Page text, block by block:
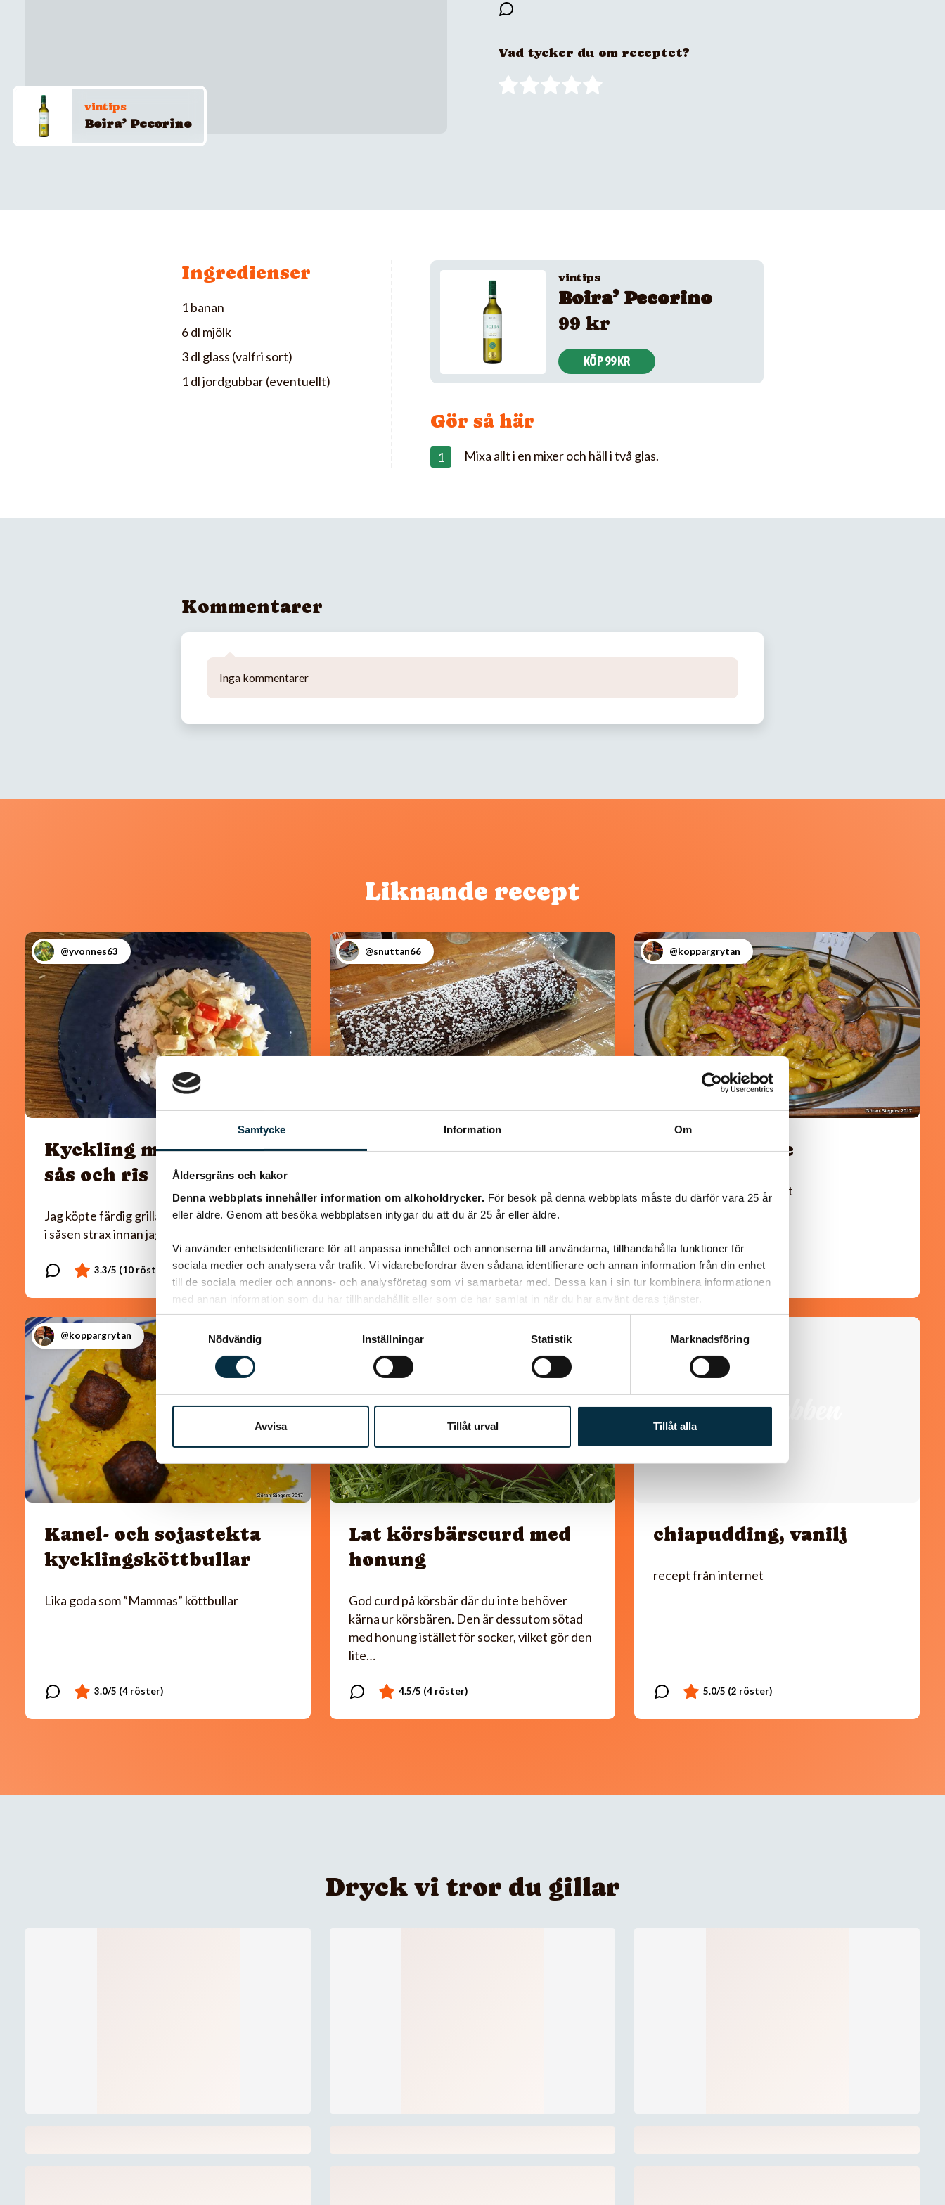
Samtycke Information Om
Åldersgräns och kakor
Denna webbplats innehåller information om alkoholdrycker. För besök på denna webbplats måste du därför vara 25 år
eller äldre. Genom att besöka webbplatsen intygar du att du är 25 år eller äldre.
Vi använder enhetsidentifierare för att anpassa innehållet och annonserna till användarna, tillhandahålla funktioner för
sociala medier och analysera vår trafik. Vi vidarebefordrar även sådana identifierare och annan information från din enhet
till de sociala medier och annons- och analysföretag som vi samarbetar med. Dessa kan i sin tur kombinera informationen
med annan information som du har tillhandahållit eller som de har samlat in när du har använt deras tjänster.
Samtyckesval
Nödvändig
Inställningar Statistik Marknadsföring
Avvisa Tillåt urval Tillåt alla
vintips
Boira’ Pecorino
Vad tycker du om receptet?
Ingredienser
1 banan
6 dl mjölk
3 dl glass (valfri sort)
1 dl jordgubbar (eventuellt)
vintips
Boira’ Pecorino
99 kr
KÖP 99 KR
Gör så här
Mixa allt i en mixer och häll i två glas.
Kommentarer
Inga kommentarer
Liknande recept
@yvonnes63
Kyckling med paprika
sås och ris
Jag köpte färdig grillad kyckling som jag la ner
i såsen strax innan jag serverade.
@snuttan66
Chokladrulle
Jättegod rulle som alla som har smakat den
älskar den. Väldigt lätt att göra dessutom. i
@koppargrytan
Turkisk köfte
En längtan till Turkisk mat
@koppargrytan
Kanel- och sojastekta
kycklingsköttbullar
Lika goda som ”Mammas” köttbullar
@asaeon
Lat körsbärscurd med
honung
God curd på körsbär där du inte behöver
kärna ur körsbären. Den är dessutom sötad
med honung istället för socker, vilket gör den
lite…
@linux222
chiapudding, vanilj
recept från internet
Dryck vi tror du gillar